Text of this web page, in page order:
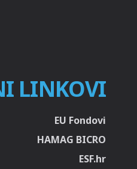
LINKOVI
EU Fondovi
HAMAG BICRO
ESF.hr